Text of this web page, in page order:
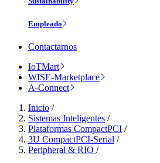
Empleado
Contactarnos
IoTMart
WISE-Marketplace
A-Connect
Inicio /
Sistemas Inteligentes /
Plataformas CompactPCI /
3U CompactPCI-Serial /
Peripheral & RIO /